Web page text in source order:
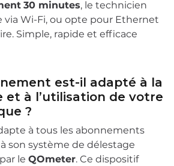
30 minutes, le technicien
via Wi-Fi, ou opte pour Ethernet
Simple, rapide et efficace
est-il adapté à la
et à l’utilisation de votre
?
à tous les abonnements
son système de délestage
le QOmeter. Ce dispositif